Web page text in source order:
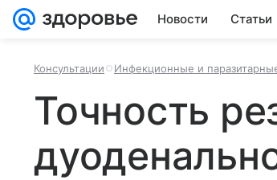
Новости Статьи
Консультации Инфекционные и
Точность